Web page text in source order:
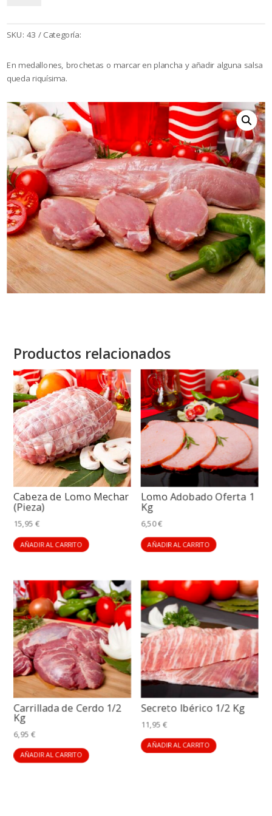
700
aprox)
cantidad
SKU: 43 Categoría:
En medallones, brochetas o marcar en plancha y añadir alguna salsa
queda riquísima.
Productos relacionados
Cabeza de Lomo Mechar
(Pieza)
15,95€
AÑADIR AL CARRITO
Lomo Adobado Oferta 1
Kg
6,50€
AÑADIR AL CARRITO
Carrillada de Cerdo 1/2
Kg
6,95€
AÑADIR AL CARRITO
Secreto Ibérico 1/2 Kg
11,95€
AÑADIR AL CARRITO